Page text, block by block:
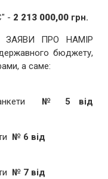
- 2 213 000,00 грн.
ЗАЯВИ ПРО НАМІР
бюджету,
а саме:
№ 5 від
№ 6 від
№ 7 від